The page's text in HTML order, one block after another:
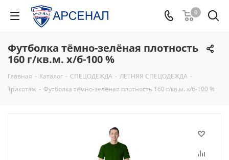
0
Футболка тёмно-зелёная плотность
160 г/кв.м. х/б-100 %
Главная - Каталог - СПЕЦОДЕЖДА - ЛЕТНЯЯ СПЕЦОДЕЖДА -
Трикотаж - Футболка тёмно-зелёная плотность 160 г/кв.м. х/б-100 %